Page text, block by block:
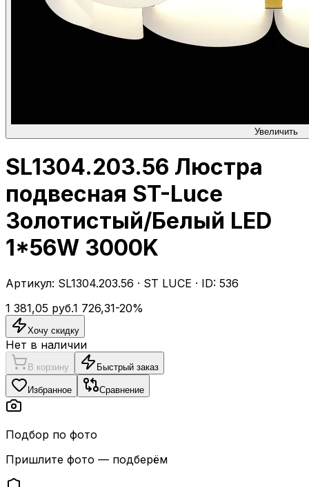
Увеличить
SL1304.203.56 Люстра
подвесная ST-Luce
Золотистый/Белый LED
1*56W 3000K
Артикул: SL1304.203.56 · ST LUCE · ID: 536
1 381,05 руб.1 726,31-20%
Хочу скидку
Нет в наличии
В корзину Быстрый заказ
Избранное Сравнение
Подбор по фото
Пришлите фото — подберём